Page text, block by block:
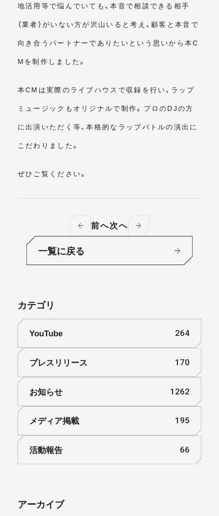
地活用等で悩んでいても、本音で相談できる相手
（業者）がいない方が沢山いると考え、顧客と本音で
向き合うパートナーでありたいという思いから本C
Mを制作しました。
本CMは実際のライブハウスで収録を行い、ラップ
ミュージックもオリジナルで制作。プロのDJの方
に出演いただく等、本格的なラップバトルの演出に
こだわりました。
ぜひご覧ください。
前へ次へ
一覧に戻る
カテゴリ
YouTube 264
プレスリリース 170
お知らせ 1262
メディア掲載 195
活動報告 66
アーカイブ